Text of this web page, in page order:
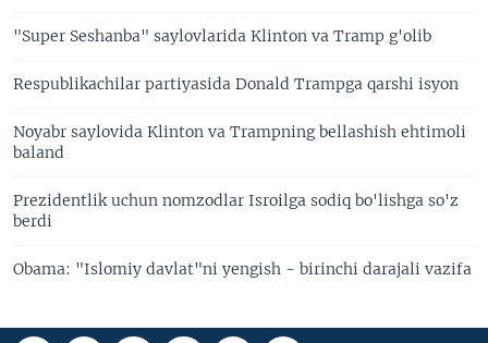
"Super Seshanba" saylovlarida Klinton va Tramp g'olib
Respublikachilar partiyasida Donald Trampga qarshi isyon
Noyabr saylovida Klinton va Trampning bellashish ehtimoli
baland
Prezidentlik uchun nomzodlar Isroilga sodiq bo'lishga so'z
berdi
Obama: "Islomiy davlat"ni yengish - birinchi darajali vazifa